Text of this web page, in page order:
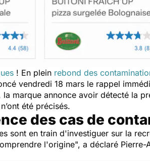
! En plein rebond des
vendredi 18 mars le rappel
la marque annonce avoir détecté la
été précisés.
des cas de
sont en train d'investiguer sur la
l'origine", a déclaré Pierre-